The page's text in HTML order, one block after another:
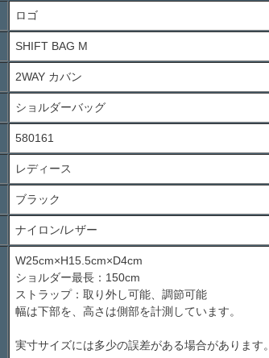
ロゴ
SHIFT BAG M
2WAY カバン
ショルダーバッグ
580161
レディース
ブラック
ナイロン/レザー
W25cm×H15.5cm×D4cm
ショルダー最長：150cm
ストラップ：取り外し可能、調節可能
幅は下部を、高さは側部を計測しています。
実寸サイズには多少の誤差がある場合があります。